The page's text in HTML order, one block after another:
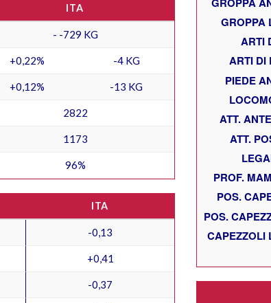
ITA
- -729 KG
+0,22% -4 KG
+0,12% -13 KG
2822
1173
96%
ITA
-0,13
+0,41
-0,37